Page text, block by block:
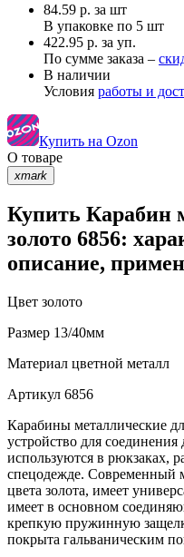
84.59 р. за шт
В упаковке по 5 шт
422.95 р. за уп.
По сумме заказа –
В наличии
Условия работы и
Купить на Ozon
О товаре
xmark
Купить Карабин
золото 6856:
описание,
Цвет золото
Размер 13/40мм
Материал цветной металл
Артикул 6856
Карабины металлические
устройство для
используются в рюкзаках,
спецодежде. Современный
цвета золота, имеет
имеет в основном
крепкую пружинную
покрыта гальваническим